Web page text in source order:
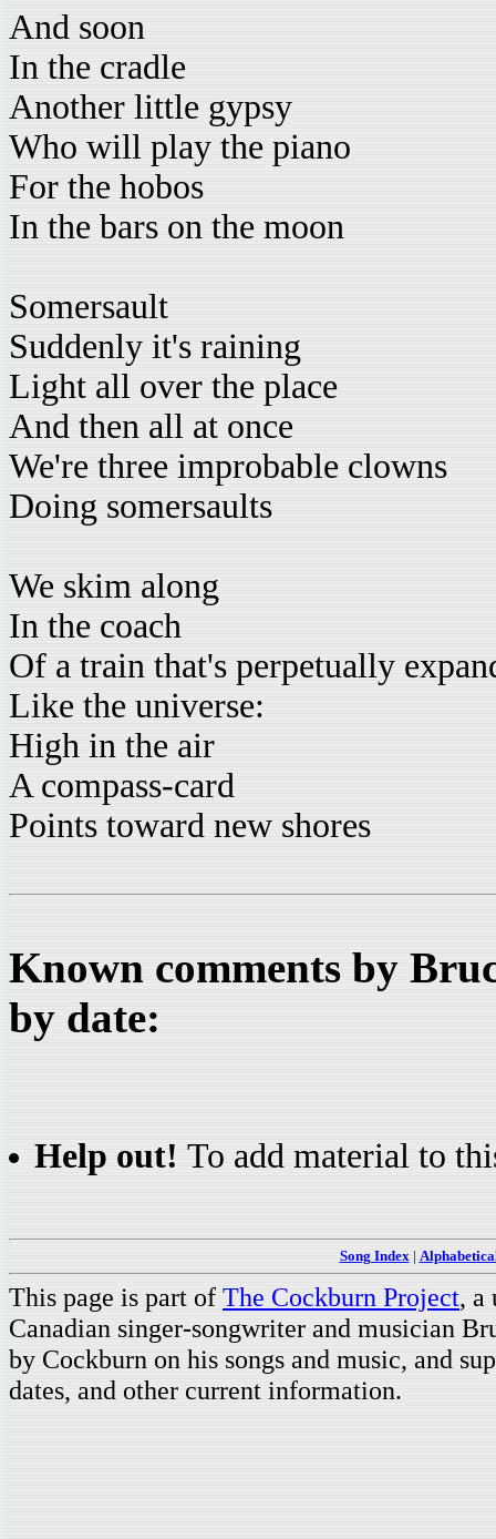
And soon
In the cradle
Another little gypsy
Who will play the piano
For the hobos
In the bars on the moon
Somersault
Suddenly it's raining
Light all over the place
And then all at once
We're three improbable clowns
Doing somersaults
We skim along
In the coach
Of a train that's perpetually
Like the universe:
High in the air
A compass-card
Points toward new shores
Known comments by
by date:
Help out! To add material to
Song Index|
This page is part of The Cockburn Project, a
Canadian singer-songwriter and musician
by Cockburn on his songs and music, and
dates, and other current information.